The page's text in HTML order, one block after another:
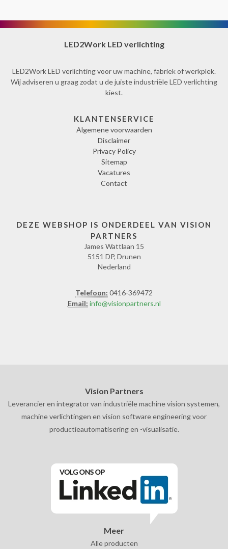
LED2Work LED verlichting
LED2Work LED verlichting voor uw machine, fabriek of werkplek.
Wij adviseren u graag zodat u de juiste industriële LED verlichting
kiest.
KLANTENSERVICE
Algemene voorwaarden
Disclaimer
Privacy Policy
Sitemap
Vacatures
Contact
DEZE WEBSHOP IS ONDERDEEL VAN VISION
PARTNERS
James Wattlaan 15
5151 DP, Drunen
Nederland
Telefoon: 0416-369472
Email: info@visionpartners.nl
Vision Partners
Leverancier en integrator van industriële machine vision systemen,
machine verlichtingen en vision software engineering voor
productieautomatisering en -visualisatie.
Meer
Alle producten